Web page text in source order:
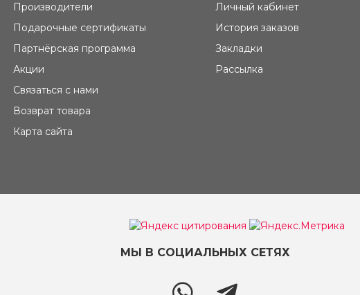
Производители
Подарочные сертификаты
Партнёрская программа
Акции
Связаться с нами
Возврат товара
Карта сайта
Личный кабинет
История заказов
Закладки
Рассылка
МЫ В СОЦИАЛЬНЫХ СЕТЯХ